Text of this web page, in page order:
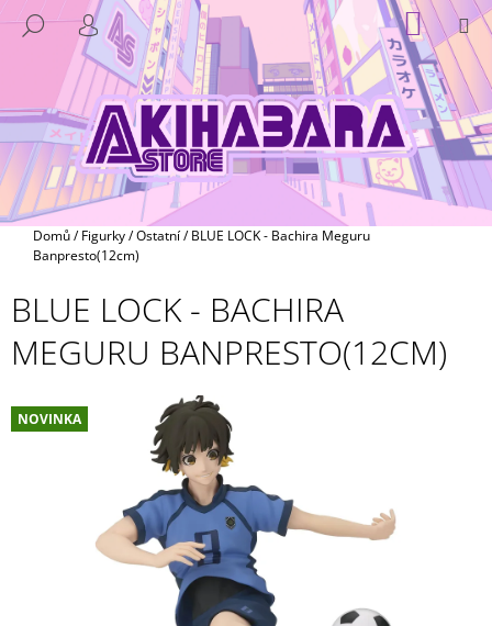
na
HLEDAT
PŘIHLÁŠENÍ KOŠÍK
Domů/ Figurky/Ostatní/ BLUE LOCK - Bachira Meguru
Banpresto(12cm)
BLUE LOCK - BACHIRA
MEGURU BANPRESTO(12CM)
NOVINKA
K
K
ZPĚT
ZPĚT
C
O
P
O
T
Ř
E
B
U
J
E
T